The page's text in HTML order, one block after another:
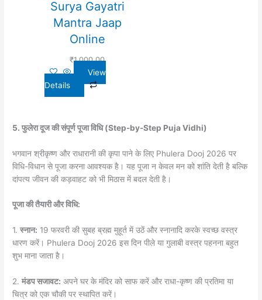
Surya Gayatri
Mantra Jaap
Online
₹1,000.00
View
Details
5. फुलेरा दूज की संपूर्ण पूजा विधि (Step-by-Step Puja Vidhi)
भगवान श्रीकृष्ण और राधारानी की कृपा पाने के लिए Phulera Dooj 2026 पर
विधि-विधान से पूजा करना आवश्यक है। यह पूजा न केवल मन को शांति देती है बल्कि
दांपत्य जीवन की कड़वाहट को भी मिठास में बदल देती है।
पूजा की तैयारी और विधि:
1.स्नान: 19 फरवरी की सुबह ब्रह्म मुहूर्त में उठें और स्नानादि करके स्वच्छ वस्त्र
धारण करें। Phulera Dooj 2026 इस दिन पीले या गुलाबी वस्त्र पहनना बहुत
शुभ माना जाता है।
2.मंडप सजावट: अपने घर के मंदिर को साफ करें और राधा-कृष्ण की प्रतिमा या
चित्र को एक चौकी पर स्थापित करें।